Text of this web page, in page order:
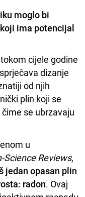
moglo bi
ima potencijal
cijele godine
dizanje
od njih
plin koji se
se ubrzavaju
u
Science Reviews,
jedan opasan plin
radon. Ovaj